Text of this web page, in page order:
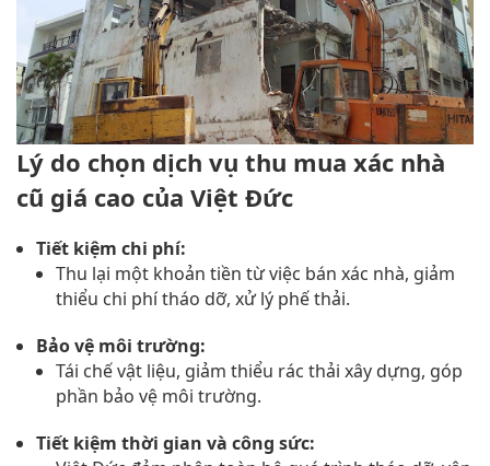
Lý do chọn dịch vụ thu mua xác nhà
cũ giá cao của Việt Đức
Tiết kiệm chi phí:
Thu lại một khoản tiền từ việc bán xác nhà, giảm
thiểu chi phí tháo dỡ, xử lý phế thải.
Bảo vệ môi trường:
Tái chế vật liệu, giảm thiểu rác thải xây dựng, góp
phần bảo vệ môi trường.
Tiết kiệm thời gian và công sức: